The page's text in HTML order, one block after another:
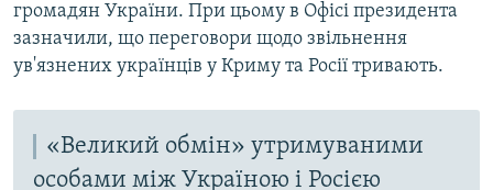
громадян України. При цьому в Офісі президента
зазначили, що переговори щодо звільнення
ув'язнених українців у Криму та Росії тривають.
«Великий обмін» утримуваними
особами між Україною і Росією